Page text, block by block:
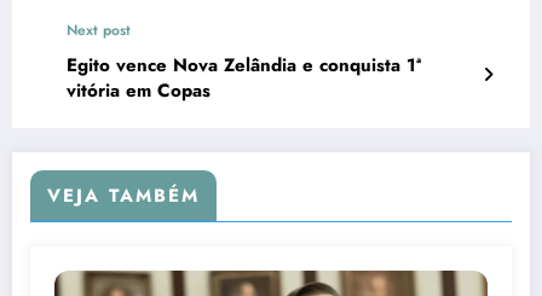
Next post
Egito vence Nova Zelândia e conquista 1ª
vitória em Copas
VEJA TAMBÉM